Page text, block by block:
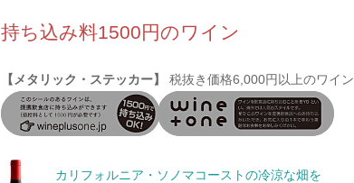
持ち込み料1500円のワイン
【メタリック・ステッカー】 税抜き価格6,000円以上のワイン
カリフォルニア・ソノマコーストの冷涼な畑を